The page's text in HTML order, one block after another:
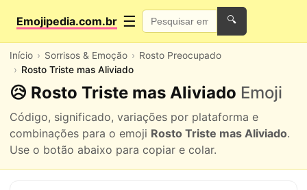
Emojipedia.com.br ☰ 🔍
Início Sorrisos & Emoção
Rosto Preocupado
Rosto Triste mas Aliviado
😥 Rosto Triste mas Aliviado Emoji
Código, significado, variações por plataforma e
combinações para o emoji Rosto Triste mas Aliviado.
Use o botão abaixo para copiar e colar.